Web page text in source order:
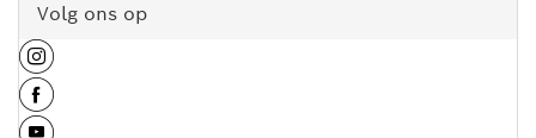
Volg ons op